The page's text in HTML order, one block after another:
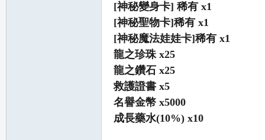
[神秘變身卡] 稀有 x1
[神秘聖物卡]稀有 x1
[神秘魔法娃娃卡]稀有 x1
龍之珍珠 x25
龍之鑽石 x25
救護證書 x5
名譽金幣 x5000
成長藥水(10%) x10